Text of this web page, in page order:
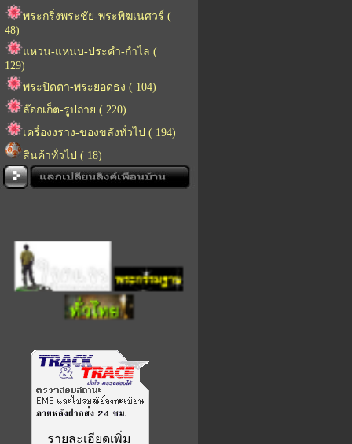
พระกริ่งพระชัย-พระพิฆเนศวร์ (
48)
แหวน-แหนบ-ประคำ-กำไล (
129)
พระปิดตา-พระยอดธง ( 104)
ล๊อกเก็ต-รูปถ่าย ( 220)
เครื่องงราง-ของขลังทั่วไป ( 194)
สินค้าทั่วไป ( 18)
รายละเอียดเพิ่ม